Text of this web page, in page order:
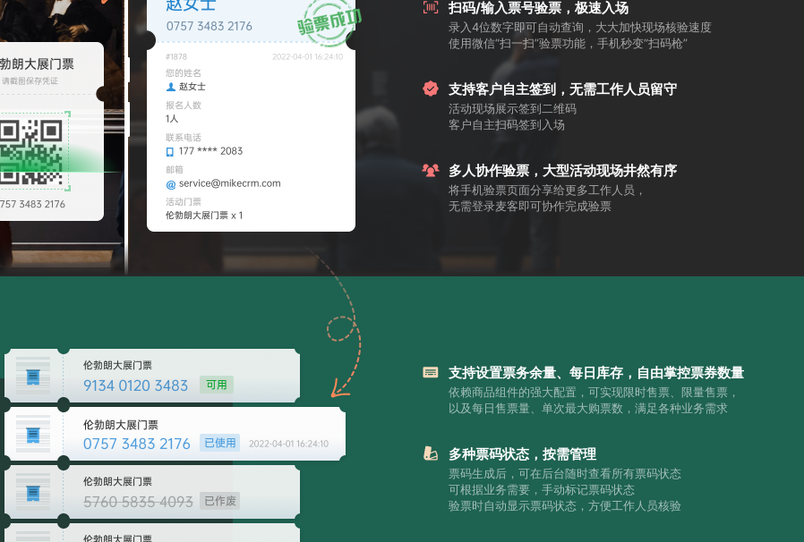
扫码/输入票号验票，极速入场
录入4位数字即可自动查询，大大加快现场核验速度
使用微信“扫一扫”验票功能，手机秒变“扫码枪”
支持客户自主签到，无需工作人员留守
活动现场展示签到二维码
客户自主扫码签到入场
多人协作验票，大型活动现场井然有序
将手机验票页面分享给更多工作人员，
无需登录麦客即可协作完成验票
支持设置票务余量、每日库存，自由掌控票券数量
依赖商品组件的强大配置，可实现限时售票、限量售票，
以及每日售票量、单次最大购票数，满足各种业务需求
多种票码状态，按需管理
票码生成后，可在后台随时查看所有票码状态
可根据业务需要，手动标记票码状态
验票时自动显示票码状态，方便工作人员核验